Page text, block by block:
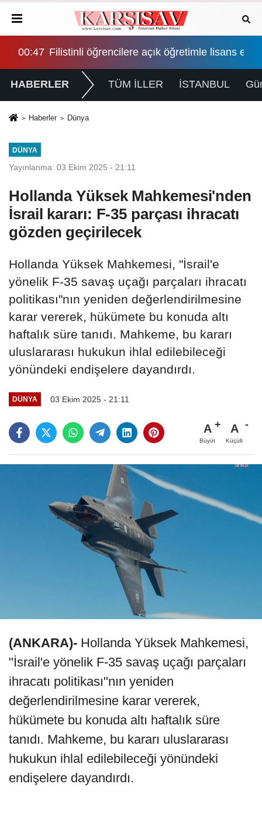
çağrısı geldi
eğitimi için çalışmalar hızlandırıldı
02:10 "Çerçeve yasa" Adalet Komisyonu'nda:
HABERLER TÜM İLLER İSTANBUL
Haberler Dünya
DÜNYA
Yayınlanma: 03 Ekim 2025 - 21:11
Hollanda Yüksek Mahkemesi'nden
İsrail kararı: F-35 parçası ihracatı
gözden geçirilecek
Hollanda Yüksek Mahkemesi, "İsrail'e
yönelik F-35 savaş uçağı parçaları ihracatı
politikası"nın yeniden değerlendirilmesine
karar vererek, hükümete bu konuda altı
haftalık süre tanıdı. Mahkeme, bu kararı
uluslararası hukukun ihlal edilebileceği
yönündeki endişelere dayandırdı.
DÜNYA 03 Ekim 2025 - 21:11
A
Büyüt
A
Küçült
(ANKARA)- Hollanda Yüksek Mahkemesi,
"İsrail'e yönelik F-35 savaş uçağı parçaları
ihracatı politikası"nın yeniden
değerlendirilmesine karar vererek,
hükümete bu konuda altı haftalık süre
tanıdı. Mahkeme, bu kararı uluslararası
hukukun ihlal edilebileceği yönündeki
endişelere dayandırdı.